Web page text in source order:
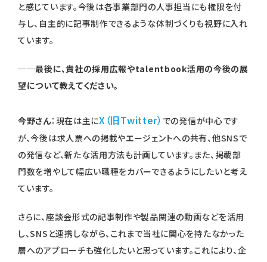
と感じています。今後は各事業部門の人事担当にも権限を付
与し、自主的に記事制作できるような体制づくりも視野に入れ
ています。
──最後に、貴社の採用広報やtalentbook活用の今後の展
望について教えてください。
今野さん：現在は主にX（旧Twitter） での発信が中心です
が、今後は求人票への掲載やエージェントへの共有、他SNSで
の発信など、新たな活用方法も計画しています。また、掲載部
門数を増やして幅広い職種をカバーできるようにしたいと考え
ています。
さらに、座談会形式の記事制作や製品関連の動画などを活用
し、SNSと連携しながら、これまで当社に関心を持たなかった
層へのアプローチも強化したいと思っています。これにより、企